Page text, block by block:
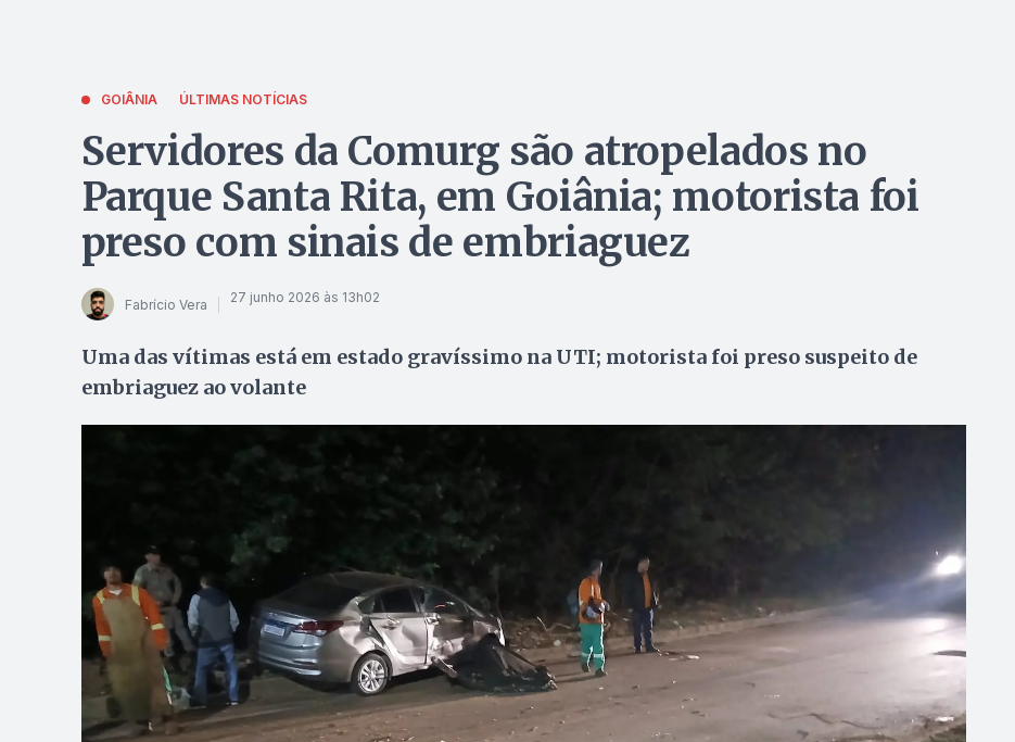
GOIÂNIA ÚLTIMAS NOTÍCIAS
Servidores da Comurg são atropelados no
Parque Santa Rita, em Goiânia; motorista foi
preso com sinais de embriaguez
Fabrício Vera 27 junho 2026 às 13h02
Uma das vítimas está em estado gravíssimo na UTI; motorista foi preso suspeito de
embriaguez ao volante